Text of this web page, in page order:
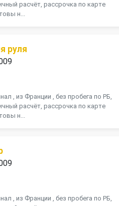
расчёт, рассрочка по карте
н...
руля
, из Франции , без пробега по РБ,
расчёт, рассрочка по карте
н...
, из Франции , без пробега по РБ,